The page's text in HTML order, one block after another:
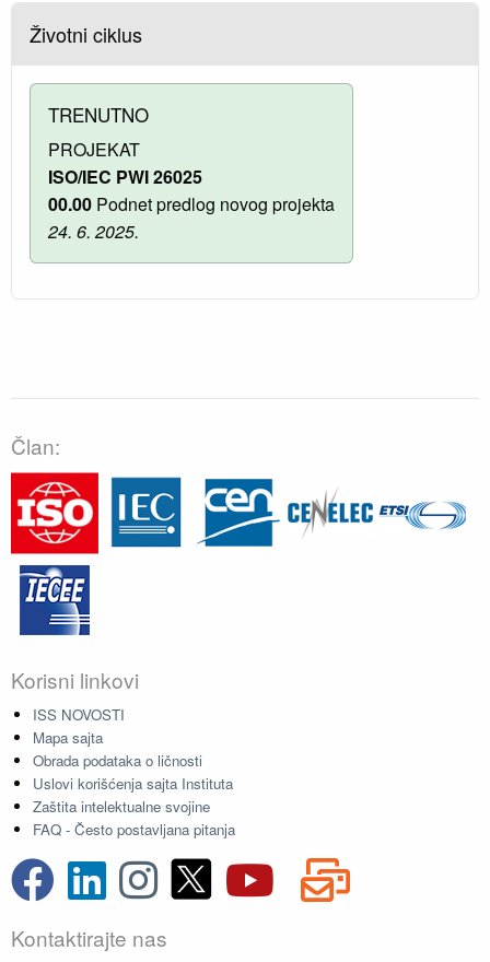
Životni ciklus
TRENUTNO
PROJEKAT
ISO/IEC PWI 26025
00.00 Podnet predlog novog projekta
24. 6. 2025.
Član:
Korisni linkovi
ISS NOVOSTI
Mapa sajta
Obrada podataka o ličnosti
Uslovi korišćenja sajta Instituta
Zaštita intelektualne svojine
FAQ - Često postavljana pitanja
Kontaktirajte nas